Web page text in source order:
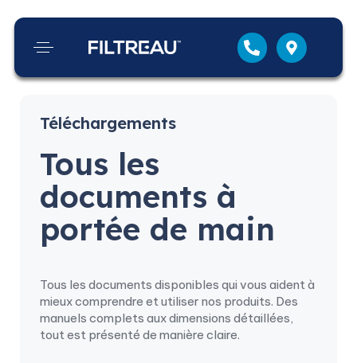
Téléchargements
Tous les
documents à
portée de main
Tous les documents disponibles qui vous aident à
mieux comprendre et utiliser nos produits. Des
manuels complets aux dimensions détaillées,
tout est présenté de manière claire.